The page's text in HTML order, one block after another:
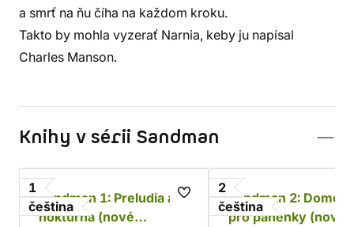
a smrť na ňu číha na každom kroku.
Takto by mohla vyzerať Narnia, keby ju napísal
Charles Manson.
Knihy v sérii Sandman
1
čeština
Sandman 1: Preludia a
nokturna (nové
2
čeština
Sandman 2:
pro panenky (nové